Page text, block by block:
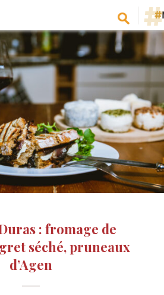
#
: fromage de
séché, pruneaux
d’Agen